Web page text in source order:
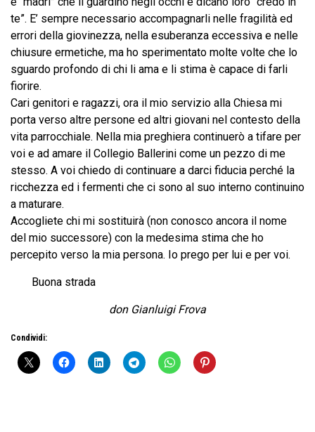
te”. E’ sempre necessario accompagnarli nelle fragilità ed
errori della giovinezza, nella esuberanza eccessiva e nelle
chiusure ermetiche, ma ho sperimentato molte volte che lo
sguardo profondo di chi li ama e li stima è capace di farli
fiorire.
Cari genitori e ragazzi, ora il mio servizio alla Chiesa mi
porta verso altre persone ed altri giovani nel contesto della
vita parrocchiale. Nella mia preghiera continuerò a tifare per
voi e ad amare il Collegio Ballerini come un pezzo di me
stesso. A voi chiedo di continuare a darci fiducia perché la
ricchezza ed i fermenti che ci sono al suo interno continuino
a maturare.
Accogliete chi mi sostituirà (non conosco ancora il nome
del mio successore) con la medesima stima che ho
percepito verso la mia persona. Io prego per lui e per voi.
Buona strada
don Gianluigi Frova
Condividi: